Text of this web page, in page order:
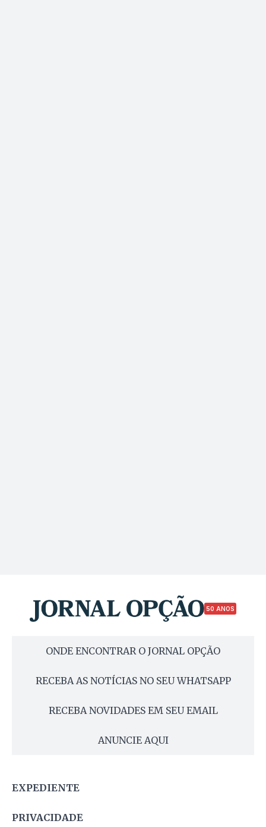
50 ANOS
ONDE ENCONTRAR O JORNAL OPÇÃO
RECEBA AS NOTÍCIAS NO SEU WHATSAPP
RECEBA NOVIDADES EM SEU EMAIL
ANUNCIE AQUI
EXPEDIENTE
PRIVACIDADE